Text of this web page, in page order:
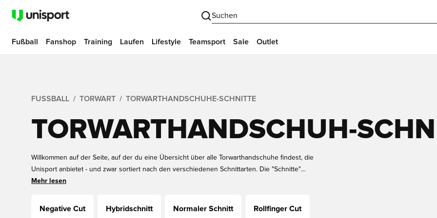
Suchen
Fußball Fanshop Training Laufen Lifestyle Teamsport Sale Outlet
FUSSBALL TORWART TORWARTHANDSCHUHE-SCHNITTE
TORWARTHANDSCHUH-
Willkommen auf der Seite, auf der du eine Übersicht über alle Torwarthandschuhe findest, die
Unisport anbietet - und zwar sortiert nach den verschiedenen Schnittarten. Die "Schnitte"
beziehen sich darauf, wie die Torwarthandschuhe gebaut sind, und können daher als
verschiedenen Schnitte unten an, wo du auch mehr über jede Art von Schnitt lesen kannst.
Mehr lesen
Negative Cut Hybridschnitt Normaler Schnitt Rollfinger Cut